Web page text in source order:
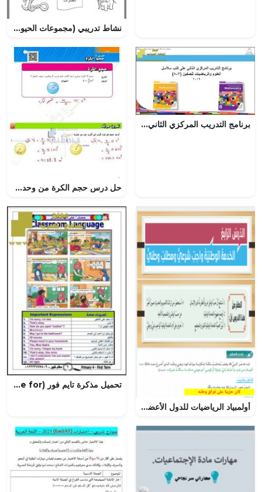
نشاط تدريبي (مجموعات الحيوانات) (علوم) الثاني
برنامج التدريب المركزي الثاني على كتب سلاسل الرياضيات (رياضيات) الثامن
حل درس حجم الكرة من وحدة الهندسة, (رياضيات) السابع
أولمبياد الرياضيات للدول الأعضاء في مكتب التربية العربي لدول الخليج العربي قطر الدورة الثانية, (تربية اسلامية) الثاني عشر
تحميل مذكرة تايم فور (Time for)